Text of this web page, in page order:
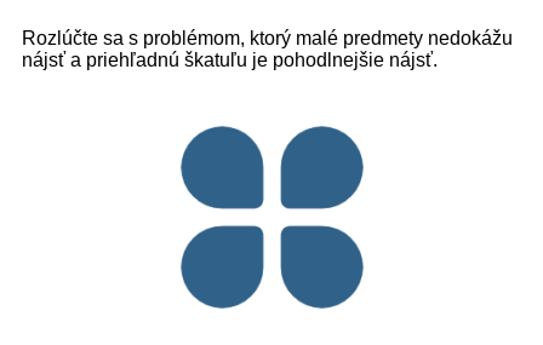
Rozlúčte sa s problémom, ktorý malé predmety nedokážu
nájsť a priehľadnú škatuľu je pohodlnejšie nájsť.